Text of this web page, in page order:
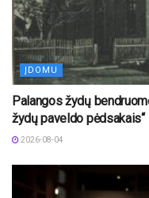
ĮDOMU
Palangos žydų
žydų paveldo pėdsakais“
2026-08-04